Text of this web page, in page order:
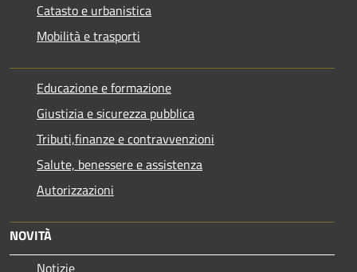
Catasto e urbanistica
Mobilità e trasporti
Educazione e formazione
Giustizia e sicurezza pubblica
Tributi,finanze e contravvenzioni
Salute, benessere e assistenza
Autorizzazioni
NOVITÀ